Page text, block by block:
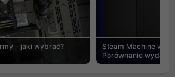
- jaki wybrać?
Steam Machine vs
Porównanie